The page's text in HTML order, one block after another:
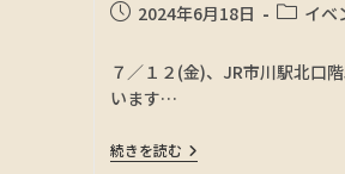
2024年6月18日 イベ
７／１２(金)、JR市川駅北口
います…
続きを読む